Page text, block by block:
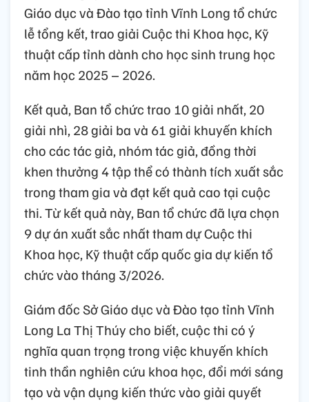
Giáo dục và Đào tạo tỉnh Vĩnh Long tổ chức
lễ tổng kết, trao giải Cuộc thi Khoa học, Kỹ
thuật cấp tỉnh dành cho học sinh trung học
năm học 2025 – 2026.
Kết quả, Ban tổ chức trao 10 giải nhất, 20
giải nhì, 28 giải ba và 61 giải khuyến khích
cho các tác giả, nhóm tác giả, đồng thời
khen thưởng 4 tập thể có thành tích xuất sắc
trong tham gia và đạt kết quả cao tại cuộc
thi. Từ kết quả này, Ban tổ chức đã lựa chọn
9 dự án xuất sắc nhất tham dự Cuộc thi
Khoa học, Kỹ thuật cấp quốc gia dự kiến tổ
chức vào tháng 3/2026.
Giám đốc Sở Giáo dục và Đào tạo tỉnh Vĩnh
Long La Thị Thúy cho biết, cuộc thi có ý
nghĩa quan trọng trong việc khuyến khích
tinh thần nghiên cứu khoa học, đổi mới sáng
tạo và vận dụng kiến thức vào giải quyết